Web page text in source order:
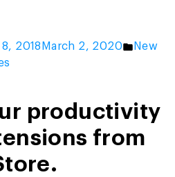
2018 March 2, 2020
Posted
New
productivity
from